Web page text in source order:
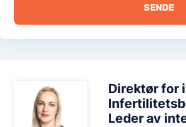
SENDE
Direktør for
Leder av